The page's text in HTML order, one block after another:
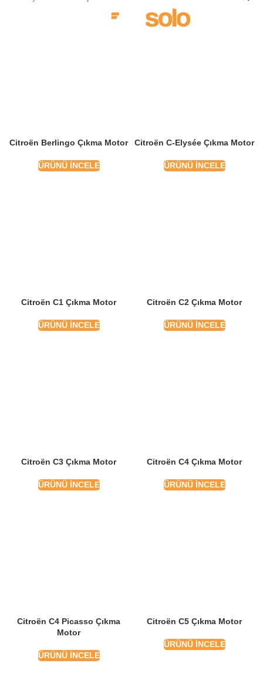
Citroën Berlingo Çıkma Motor
ÜRÜNÜ İNCELE
Citroën C-Elysée Çıkma Motor
ÜRÜNÜ İNCELE
Citroën C1 Çıkma Motor
ÜRÜNÜ İNCELE
Citroën C2 Çıkma Motor
ÜRÜNÜ İNCELE
Citroën C3 Çıkma Motor
ÜRÜNÜ İNCELE
Citroën C4 Çıkma Motor
ÜRÜNÜ İNCELE
Citroën C4 Picasso Çıkma
Motor
ÜRÜNÜ İNCELE
Citroën C5 Çıkma Motor
ÜRÜNÜ İNCELE